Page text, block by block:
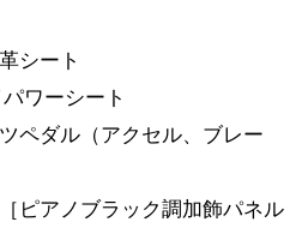
シート
ワーシート
ペダル（アクセル、ブレー
ピアノブラック調加飾パネル